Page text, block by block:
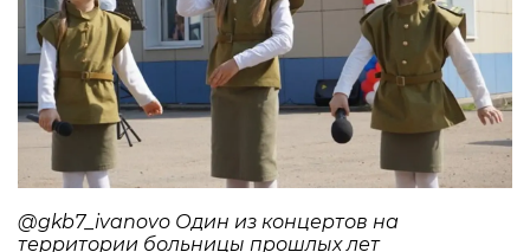
@gkb7_ivanovo Один из концертов на
территории больницы прошлых лет